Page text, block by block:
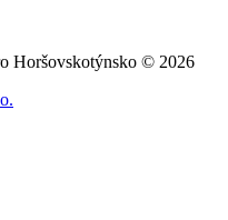
Horšovskotýnsko © 2026